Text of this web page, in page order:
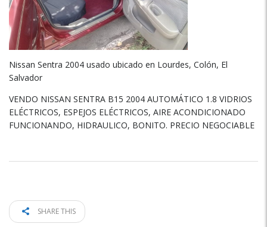
Nissan Sentra 2004 usado ubicado en Lourdes, Colón, El
Salvador
VENDO NISSAN SENTRA B15 2004 AUTOMÁTICO 1.8 VIDRIOS
ELÉCTRICOS, ESPEJOS ELÉCTRICOS, AIRE ACONDICIONADO
FUNCIONANDO, HIDRAULICO, BONITO. PRECIO NEGOCIABLE
SHARE THIS